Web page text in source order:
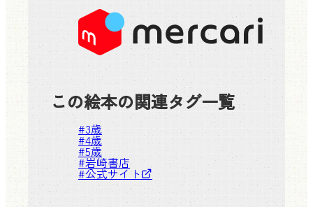
この絵本の関連タグ一覧
#3歳
#4歳
#5歳
#岩崎書店
#公式サイト